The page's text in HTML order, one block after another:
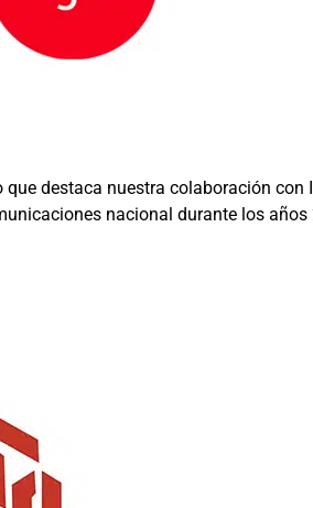
destaca nuestra colaboración
nacional durante los